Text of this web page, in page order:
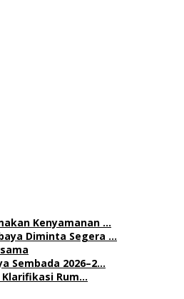
Kenyamanan …
Diminta Segera …
Sembada 2026–2…
Klarifikasi Rum…